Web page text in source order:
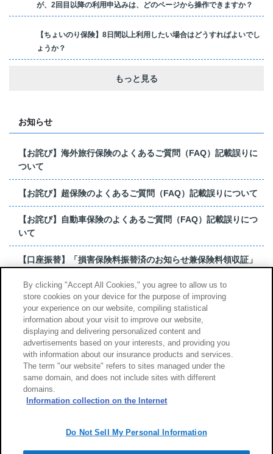
が、2回目以降の利用申込みは、どのページから操作できますか？
【ちょいのり保険】8日間以上利用したい場合はどうすればよいでし
ょうか？
もっと見る
お知らせ
【お詫び】海外旅行保険のよくあるご質問（FAQ）記載誤りに
ついて
【お詫び】超保険のよくあるご質問（FAQ）記載誤りについて
【お詫び】自動車保険のよくあるご質問（FAQ）記載誤りにつ
いて
【口座振替】「損害保険料振替済のお知らせ兼保険料領収証」
【お詫び】超保険のよくあるご質問（FAQ）記載誤りについて
もっと見る
サイトのご利用について
勧誘方針
By clicking "Accept All Cookies," you agree to allow us to
store cookies on your device for the purpose of improving
your experience on our website, compiling statistical
information about your visit to improve our website,
displaying and delivering personalized content and
advertisements based on your interests, and providing you
with information about our insurance products and services.
The term "our website" refers to sites managed under the
same domain, and does not include sites with different
domains.
Information collection on the Internet
Do Not Sell My Personal Information